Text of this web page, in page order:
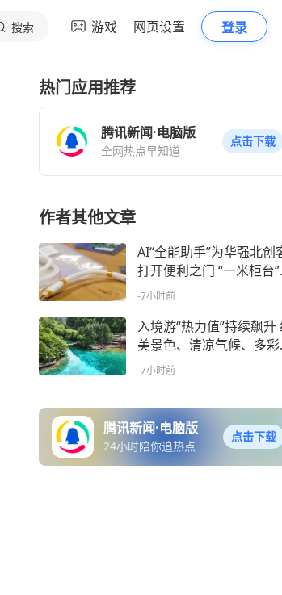
搜索 游戏 网页设置 登录
热门应用推荐
腾讯新闻·电脑版
全网热点早知道
点击下载
作者其他文章
AI“全能助手”为华强北创
打开便利之门 “一米柜台”
交易空间升级为创新体验
-7小时前
入境游“热力值”持续飙升
美景色、清凉气候、多彩
俗……海外游客沉浸体验
-7小时前
腾讯新闻·电脑版
24小时陪你追热点
点击下载